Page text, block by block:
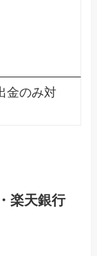
金のみ対
楽天銀行